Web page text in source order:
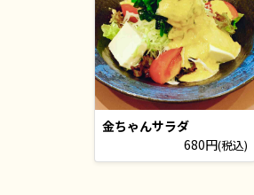
金ちゃんサラダ
680円(税込)